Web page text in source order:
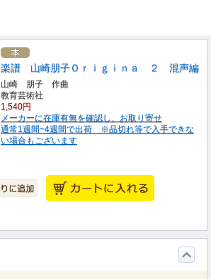
楽譜 山崎朋子Ｏｒｉｇｉｎａ ２ 混声編
山崎 朋子 作曲
教育芸術社
1,540円
メーカーに在庫有無を確認し、お取り寄せ
通常1週間~4週間で出荷 ※品切れ等で入手できな
い場合もございます